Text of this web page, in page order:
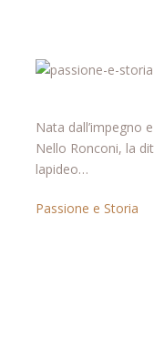
Nata dall’impegno
Nello Ronconi, la
lapideo…
Passione e Storia